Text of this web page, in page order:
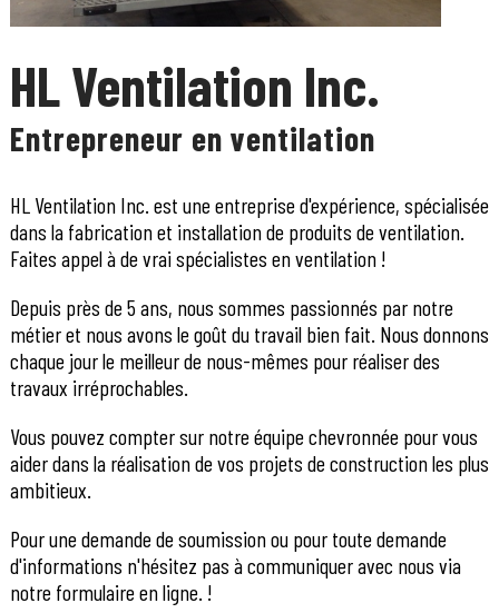
HL Ventilation Inc.
Entrepreneur en ventilation
HL Ventilation Inc. est une entreprise d'expérience, spécialisée
dans la fabrication et installation de produits de ventilation.
Faites appel à de vrai spécialistes en ventilation !
Depuis près de 5 ans, nous sommes passionnés par notre
métier et nous avons le goût du travail bien fait. Nous donnons
chaque jour le meilleur de nous-mêmes pour réaliser des
travaux irréprochables.
Vous pouvez compter sur notre équipe chevronnée pour vous
aider dans la réalisation de vos projets de construction les plus
ambitieux.
Pour une demande de soumission ou pour toute demande
d'informations n'hésitez pas à communiquer avec nous via
notre formulaire en ligne. !